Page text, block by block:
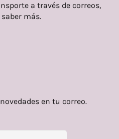
a través de correos,
más.
en tu correo.